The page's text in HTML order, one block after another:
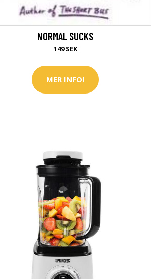
NORMAL SUCKS
149 SEK
MER INFO!